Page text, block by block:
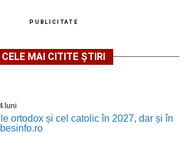
PUBLICITATE
CELE MAI CITITE ȘTIRI
luni
ortodox și cel catolic în 2027, dar și în